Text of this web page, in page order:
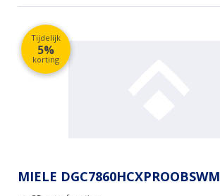
Tijdelijk
5%
korting
MIELE DGC7860HCXPROOBSWM